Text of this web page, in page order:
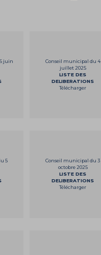
juin
Conseil municipal du 4
juillet 2025
LISTE DES
DELIBERATIONS
Télécharger
5
Conseil municipal du 3
octobre 2025
LISTE DES
DELIBERATIONS
Télécharger